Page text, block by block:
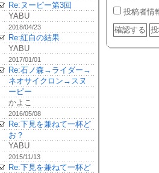
Re:ヌーピー第3回
YABU
2018/04/23
Re:紅白の結果
YABU
2017/01/01
Re:石ノ森→ライダー→
ネオサイクロン→スヌ
ーピー
かよこ
2016/05/08
Re:下見を兼ねて一杯ど
お？
YABU
2015/11/13
Re:下見を兼ねて一杯ど
投稿者情